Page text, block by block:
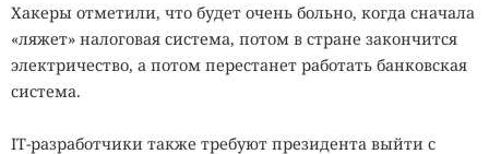
Хакеры отметили, что будет очень больно, когда сначала
«ляжет» налоговая система, потом в стране закончится
электричество, а потом перестанет работать банковская
система.
IT-разработчики также требуют президента выйти с